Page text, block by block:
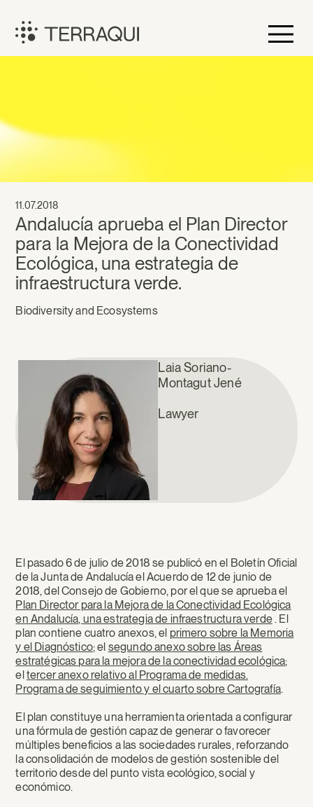
content
Terraqui
Andalucía aprueba el Plan Director
para la Mejora de la Conectividad
Ecológica, una estrategia de
infraestructura verde.
11.07.2018
Biodiversity and Ecosystems
El pasado 6 de julio de 2018 se publicó en el Boletín Oficial
de la Junta de Andalucía el Acuerdo de 12 de junio de
2018, del Consejo de Gobierno, por el que se aprueba el
Plan Director para la Mejora de la Conectividad Ecológica
en Andalucía, una estrategia de infraestructura verde. El
plan contiene cuatro anexos, el primero sobre la Memoria
y el Diagnóstico; el segundo anexo sobre las Áreas
estratégicas para la mejora de la conectividad ecológica;
eltercer anexo relativo al Programa de medidas.
Programa de seguimiento y el cuarto sobre Cartografía.
El plan constituye una herramienta orientada a configurar
una fórmula de gestión capaz de generar o favorecer
múltiples beneficios a las sociedades rurales, reforzando
la consolidación de modelos de gestión sostenible del
territorio desde del punto vista ecológico, social y
económico.
Laia Soriano-
Montagut Jené
Lawyer